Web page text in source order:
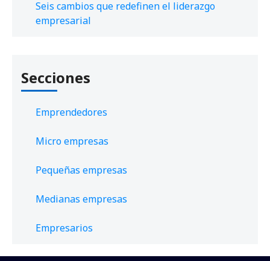
Seis cambios que redefinen el liderazgo
empresarial
Secciones
Emprendedores
Micro empresas
Pequeñas empresas
Medianas empresas
Empresarios